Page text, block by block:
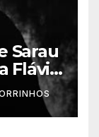
Sarau
Flávio